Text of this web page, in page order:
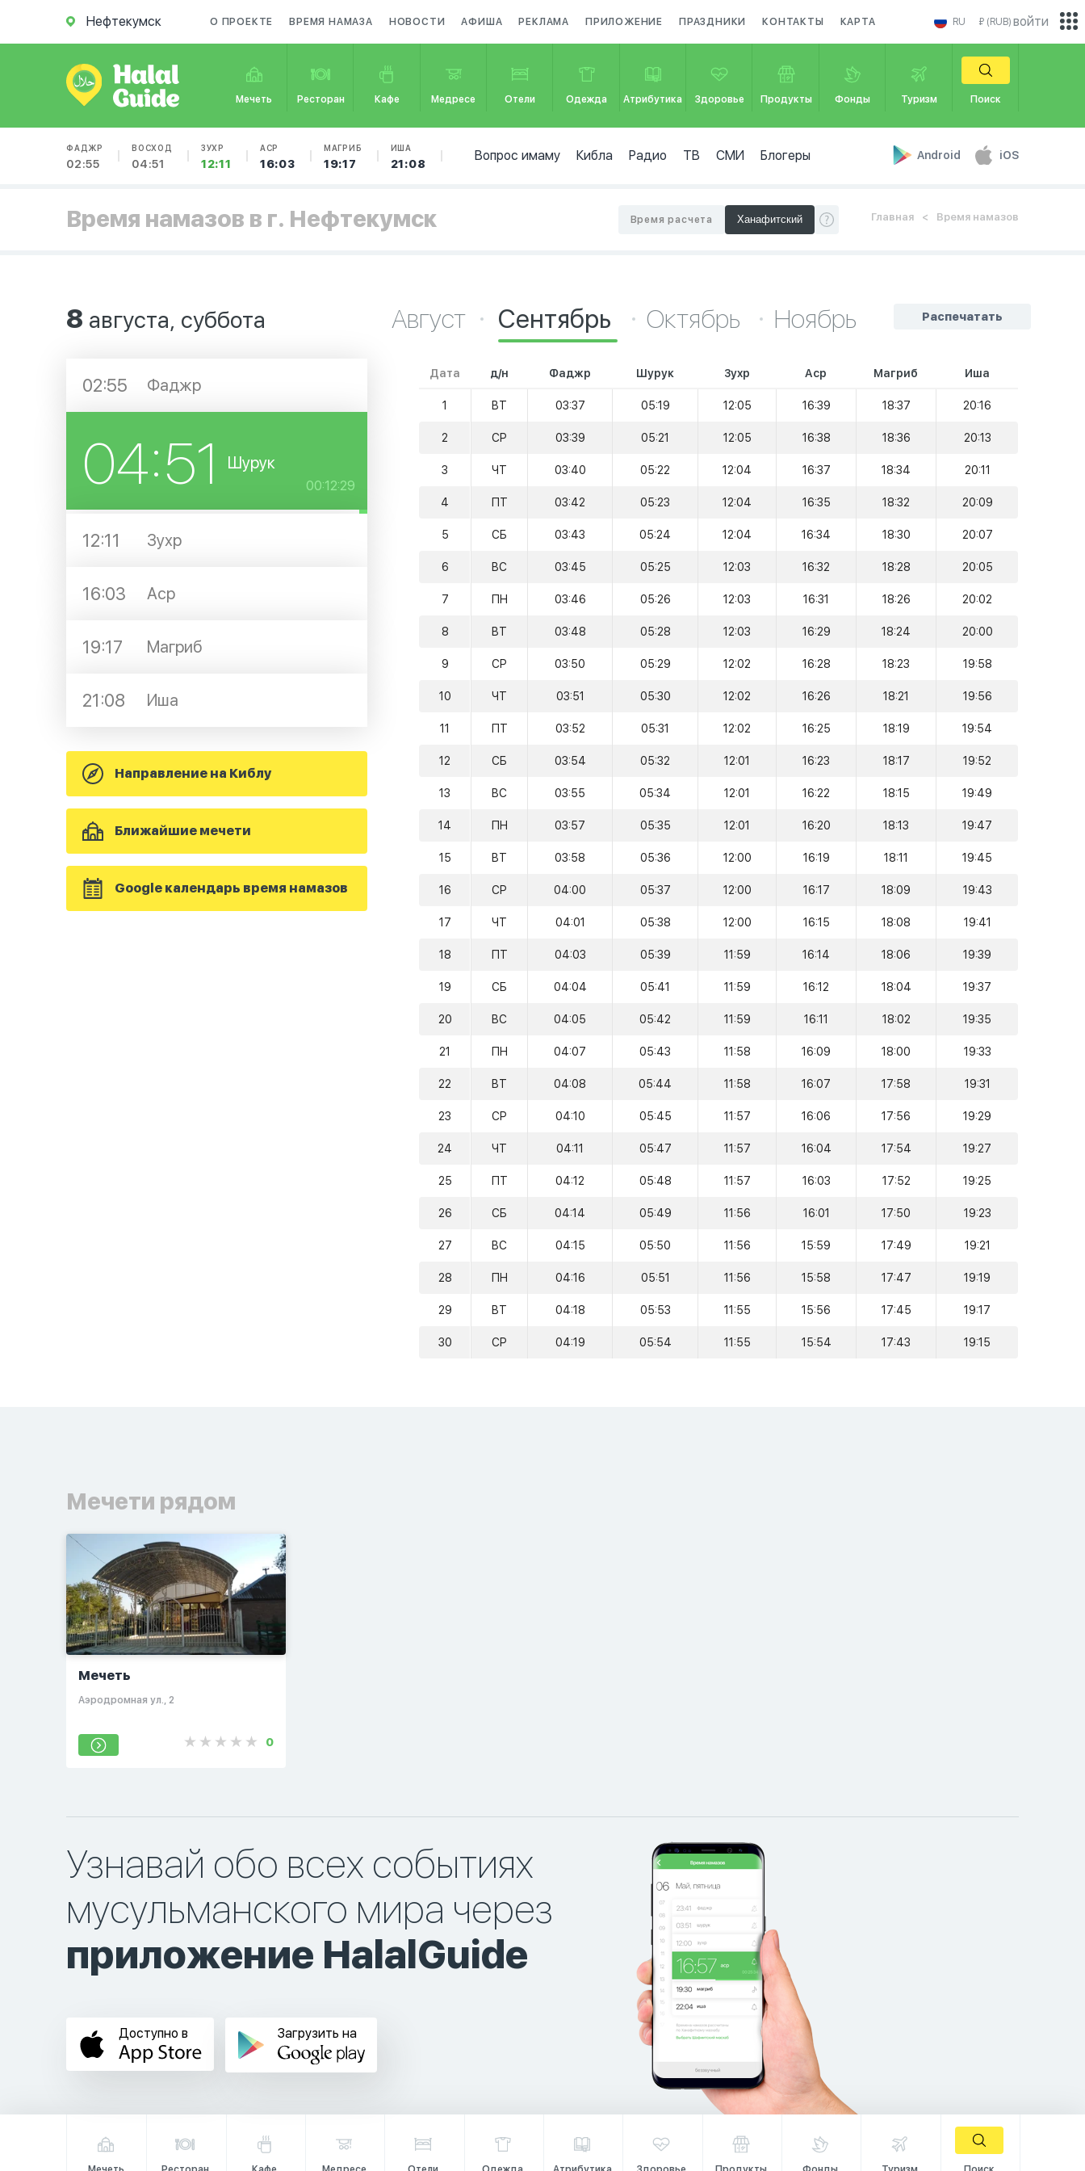
Нефтекумск О ПРОЕКТЕ ВРЕМЯ НАМАЗА НОВОСТИ АФИША РЕКЛАМА ПРИЛОЖЕНИЕ ПРАЗДНИКИ КОНТАКТЫ КАРТА RU ₽ (RUB)
Мечеть Ресторан Кафе Медресе Отели Одежда Атрибутика Здоровье Продукты Фонды Туризм Поиск
ФАДЖР
02:55
ВОСХОД
04:51
ЗУХР
12:11
АСР
16:03
МАГРИБ
19:17
ИША
21:08
Вопрос имаму Кибла Радио ТВ СМИ Блогеры Android iOS
войти
Время намазов в г. Нефтекумск Главная Время намазов
Время расчета
8 августа, суббота
02:55 Фаджр
04:51 Шурук
00:12:29
12:11 Зухр
16:03 Аср
19:17 Магриб
21:08 Иша
Направление на Киблу
Ближайшие мечети
Google календарь время намазов
Распечатать
Август Сентябрь Октябрь Ноябрь
Дата д/н Фаджр Шурук Зухр Аср Магриб Иша
1 ВТ 03:37 05:19 12:05 16:39 18:37 20:16
2 СР 03:39 05:21 12:05 16:38 18:36 20:13
3 ЧТ 03:40 05:22 12:04 16:37 18:34 20:11
4 ПТ 03:42 05:23 12:04 16:35 18:32 20:09
5 СБ 03:43 05:24 12:04 16:34 18:30 20:07
6 ВС 03:45 05:25 12:03 16:32 18:28 20:05
7 ПН 03:46 05:26 12:03 16:31 18:26 20:02
8 ВТ 03:48 05:28 12:03 16:29 18:24 20:00
9 СР 03:50 05:29 12:02 16:28 18:23 19:58
10 ЧТ 03:51 05:30 12:02 16:26 18:21 19:56
11 ПТ 03:52 05:31 12:02 16:25 18:19 19:54
12 СБ 03:54 05:32 12:01 16:23 18:17 19:52
13 ВС 03:55 05:34 12:01 16:22 18:15 19:49
14 ПН 03:57 05:35 12:01 16:20 18:13 19:47
15 ВТ 03:58 05:36 12:00 16:19 18:11 19:45
16 СР 04:00 05:37 12:00 16:17 18:09 19:43
17 ЧТ 04:01 05:38 12:00 16:15 18:08 19:41
18 ПТ 04:03 05:39 11:59 16:14 18:06 19:39
19 СБ 04:04 05:41 11:59 16:12 18:04 19:37
20 ВС 04:05 05:42 11:59 16:11 18:02 19:35
21 ПН 04:07 05:43 11:58 16:09 18:00 19:33
22 ВТ 04:08 05:44 11:58 16:07 17:58 19:31
23 СР 04:10 05:45 11:57 16:06 17:56 19:29
24 ЧТ 04:11 05:47 11:57 16:04 17:54 19:27
25 ПТ 04:12 05:48 11:57 16:03 17:52 19:25
26 СБ 04:14 05:49 11:56 16:01 17:50 19:23
27 ВС 04:15 05:50 11:56 15:59 17:49 19:21
28 ПН 04:16 05:51 11:56 15:58 17:47 19:19
29 ВТ 04:18 05:53 11:55 15:56 17:45 19:17
30 СР 04:19 05:54 11:55 15:54 17:43 19:15
Мечети рядом
Мечеть
Аэродромная ул., 2
0
Узнавай обо всех событиях
мусульманского мира через
приложение HalalGuide
Доступно в Загрузить на